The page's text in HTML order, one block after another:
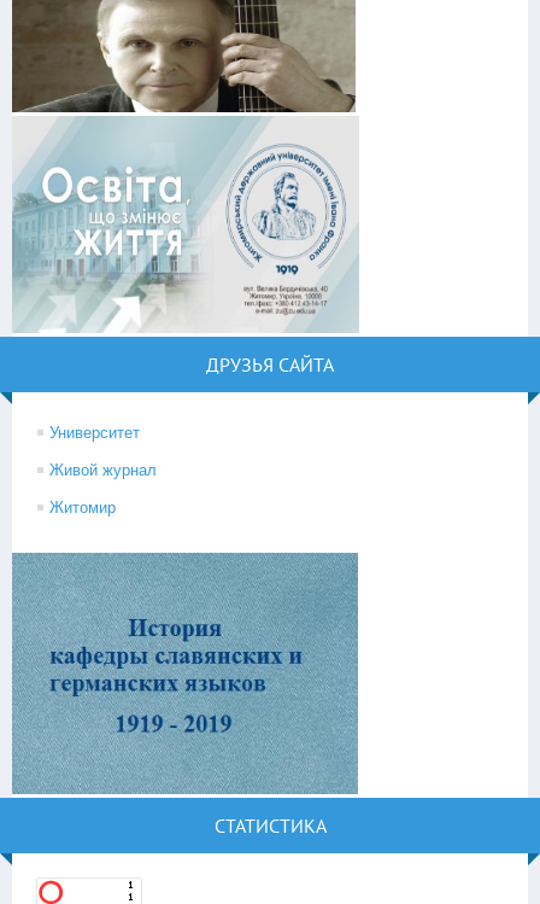
ДРУЗЬЯ САЙТА
Университет
Живой журнал
Житомир
СТАТИСТИКА